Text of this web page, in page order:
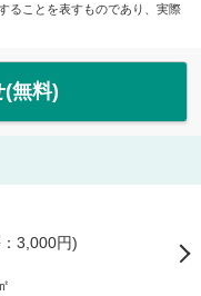
ることを表すものであり、実際
(無料)
3,000円)